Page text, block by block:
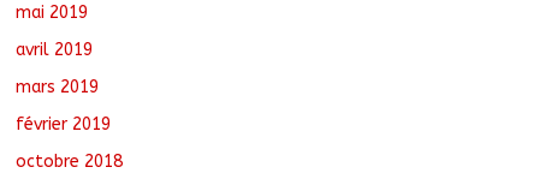
mai 2019
avril 2019
mars 2019
février 2019
octobre 2018